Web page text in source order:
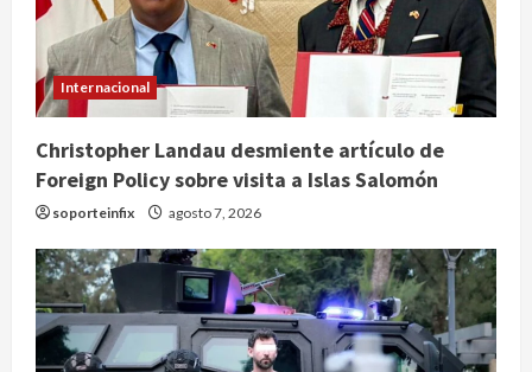
Internacional
Christopher Landau desmiente artículo de
Foreign Policy sobre visita a Islas Salomón
soporteinfix agosto 7, 2026